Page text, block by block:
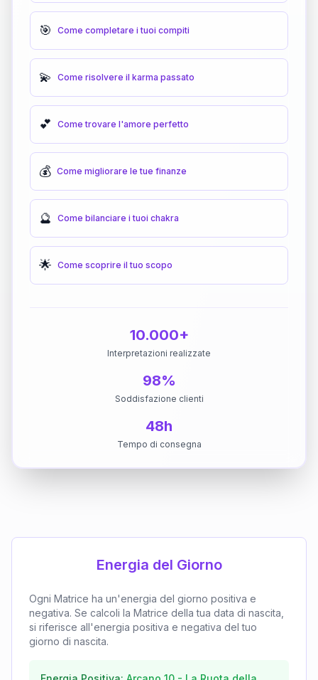
🎯 Come completare i tuoi compiti
💫 Come risolvere il karma passato
💕 Come trovare l'amore perfetto
💰 Come migliorare le tue finanze
🔮 Come bilanciare i tuoi chakra
🌟 Come scoprire il tuo scopo
10.000+
Interpretazioni realizzate
98%
Soddisfazione clienti
48h
Tempo di consegna
Energia del Giorno
Ogni Matrice ha un'energia del giorno positiva e
negativa. Se calcoli la Matrice della tua data di nascita,
si riferisce all'energia positiva e negativa del tuo
giorno di nascita.